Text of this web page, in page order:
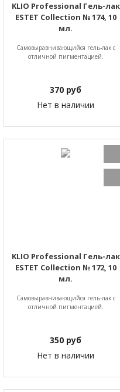
KLIO Professional Гель-лак
ESTET Collection № 174, 10
мл.
Самовыравнивающийся гель-лак с
отличной пигментацией.
370 руб
Нет в наличии
KLIO Professional Гель-лак
ESTET Collection № 172, 10
мл.
Самовыравнивающийся гель-лак с
отличной пигментацией.
350 руб
Нет в наличии